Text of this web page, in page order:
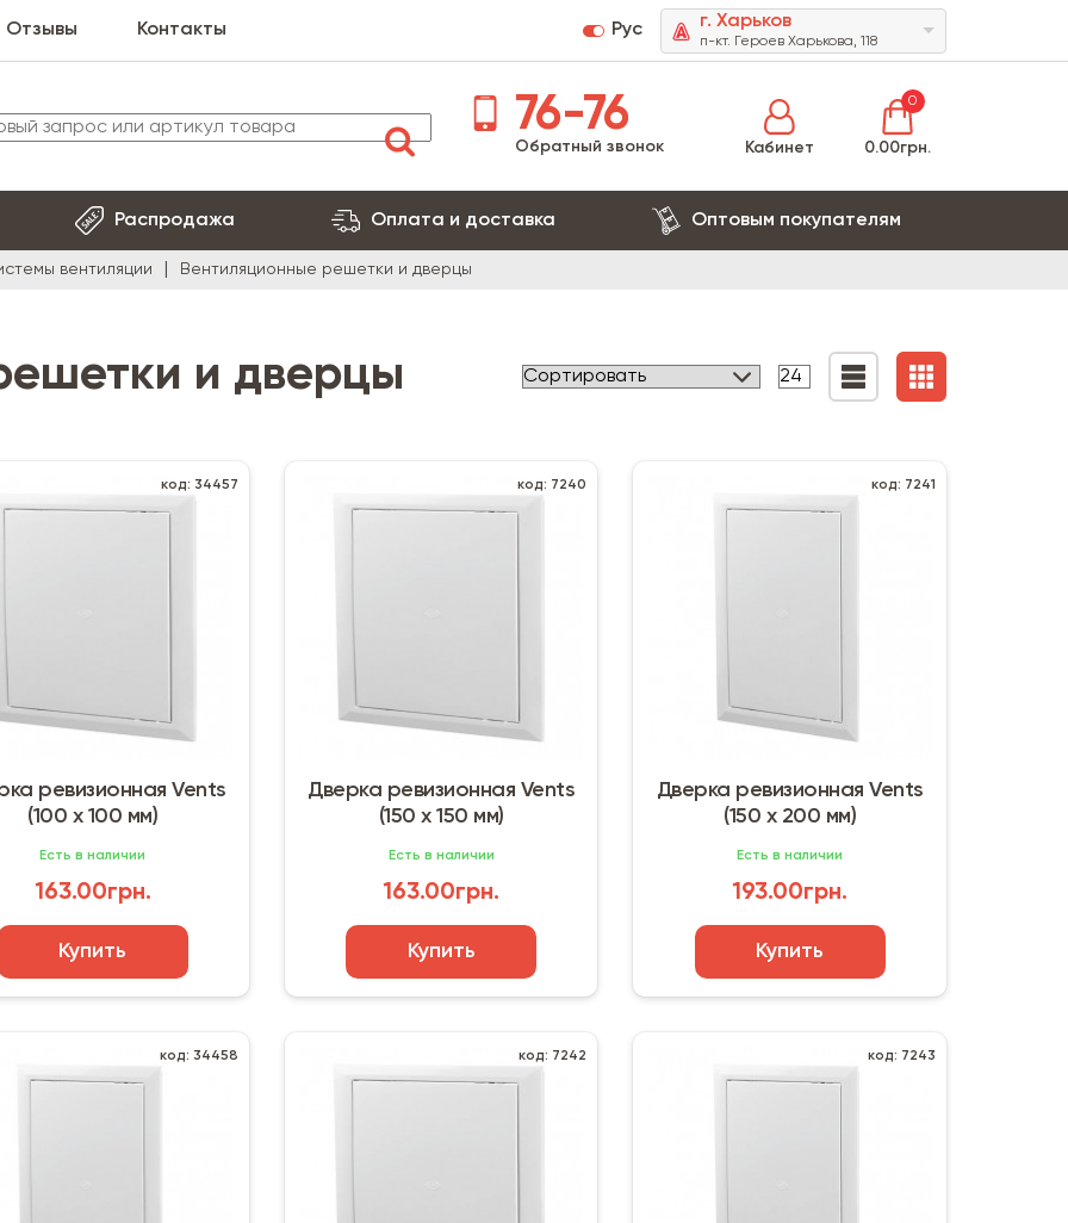
Отзывы Контакты Рус г. Харьков
п-кт. Героев Харькова, 118
76-76
Обратный звонок Кабинет
0
0.00грн.
Распродажа Оплата и доставка Оптовым покупателям
вентиляции Вентиляционные решетки и дверцы
и дверцы
код: 34457
ревизионная Vents
(100 х 100 мм)
Есть в наличии
163.00грн.
Купить
код: 7240
Дверка ревизионная Vents
(150 х 150 мм)
Есть в наличии
163.00грн.
Купить
код: 7241
Дверка ревизионная Vents
(150 х 200 мм)
Есть в наличии
193.00грн.
Купить
код: 34458 код: 7242 код: 7243